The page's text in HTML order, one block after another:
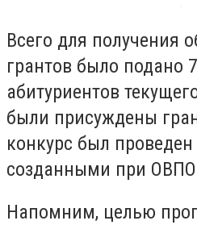
Всего для получения
грантов было подано
абитуриентов
были присуждены
конкурс был
созданными при
Напомним, целью